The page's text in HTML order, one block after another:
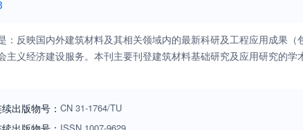
反映国内外建筑材料及其相关领域内的最新科研及工程应用成果（
义经济建设服务。本刊主要刊登建筑材料基础研究及应用研究的学
外从事建筑材料及其相关专业的工作者及大专院校师生为主要读者
出版物号： CN 31-1764/TU